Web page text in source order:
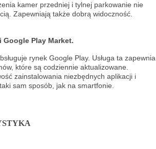
kamer przedniej i tylnej parkowanie nie
Zapewniają także dobrą widoczność.
Google Play Market.
rynek Google Play. Usługa ta zapewnia
które są codziennie aktualizowane.
zainstalowania niezbędnych aplikacji i
sam sposób, jak na smartfonie.